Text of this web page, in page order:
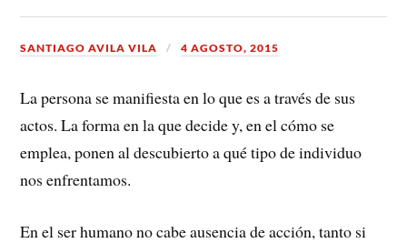
SANTIAGO AVILA VILA 4 AGOSTO, 2015
La persona se manifiesta en lo que es a través de sus
actos. La forma en la que decide y, en el cómo se
emplea, ponen al descubierto a qué tipo de individuo
nos enfrentamos.
En el ser humano no cabe ausencia de acción, tanto si